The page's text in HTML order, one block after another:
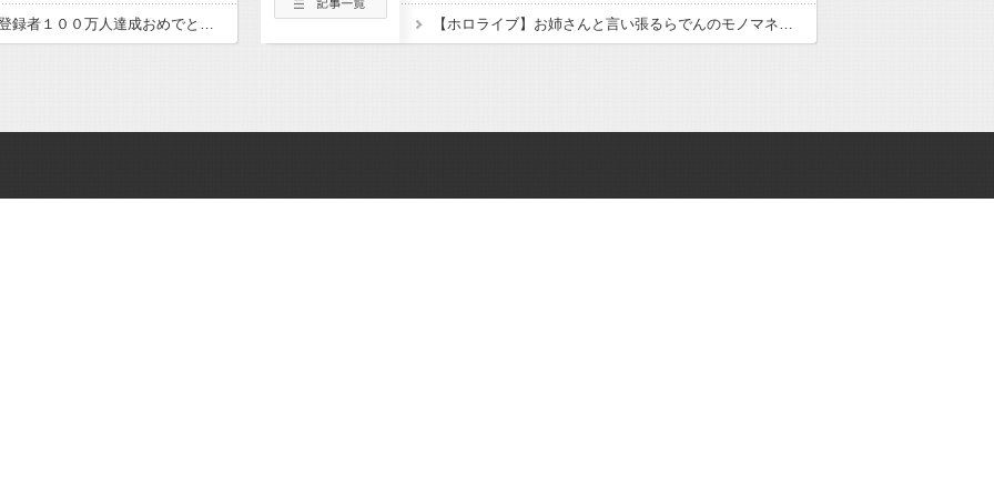
【ホロライブ】ルイ、登録者１００万人達成おめでとう！！ 【ホロライブ】お姉さんと言い張るらでんのモノマネが似てるラプ様